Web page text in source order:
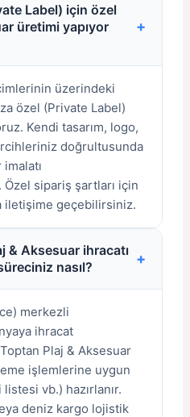
Label) için özel
üretimi yapıyor
+
üzerindeki
özel (Private Label)
Kendi tasarım, logo,
doğrultusunda
sipariş şartları için
iletişime geçebilirsiniz.
& Aksesuar ihracatı
nasıl?
+
merkezli
ihracat
Plaj & Aksesuar
işlemlerine uygun
vb.) hazırlanır.
deniz kargo lojistik